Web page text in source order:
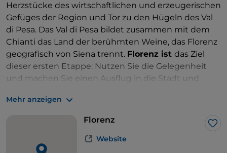
Herzstücke des wirtschaftlichen und erzeugerischen
Gefüges der Region und Tor zu den Hügeln des Val
di Pesa. Das Val di Pesa bildet zusammen mit dem
Chianti das Land der berühmten Weine, das Florenz
geografisch von Siena trennt. Florenz ist das Ziel
dieser ersten Etappe: Nutzen Sie die Gelegenheit
und machen Sie einen Ausflug in die Stadt und
Köstlichkeiten.
Mehr anzeigen
Florenz
Website